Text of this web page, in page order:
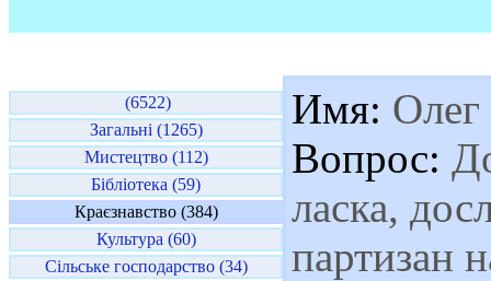
(6522)
Загальні (1265)
Мистецтво (112)
Бібліотека (59)
Краєзнавство (384)
Культура (60)
Сільське господарство (34)
Имя: Олег
Вопрос:
ласка,
партизан